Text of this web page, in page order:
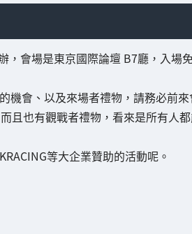
，會場是東京國際論壇 B7廳，入場
機會、以及來場者禮物，請務必前來
且也有觀戰者禮物，看來是所有人
等大企業贊助的活動呢。